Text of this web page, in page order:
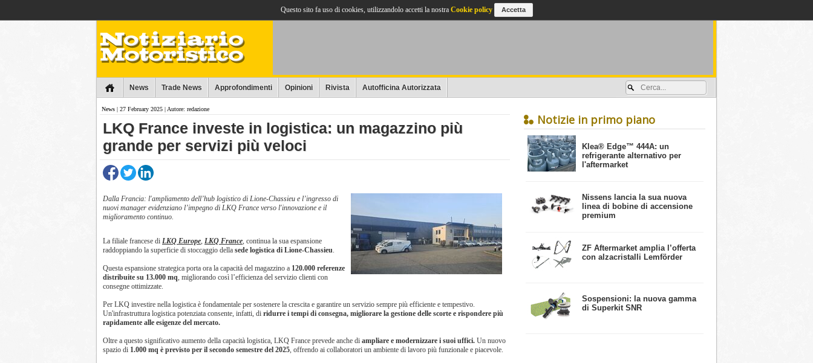
News Trade News Approfondimenti Opinioni Rivista Autofficina Autorizzata
Notizie in primo piano
​Klea® Edge™ 444A: un
refrigerante alternativo per
l'aftermarket
Nissens lancia la sua nuova
linea di bobine di accensione
premium
ZF Aftermarket amplia l’offerta
con alzacristalli Lemförder
​Sospensioni: la nuova gamma
di Superkit SNR
News | 27 February 2025 | Autore: redazione
LKQ France investe in logistica: un magazzino più
grande per servizi più veloci
Dalla Francia: l'ampliamento dell’hub logistico di Lione-Chassieu e l’ingresso di
nuovi manager evidenziano l’impegno di LKQ France verso l'innovazione e il
miglioramento continuo.
La filiale francese di LKQ Europe, LKQ France, continua la sua espansione
raddoppiando la superficie di stoccaggio della sede logistica di Lione-Chassieu.
Questa espansione strategica porta ora la capacità del magazzino a 120.000 referenze
distribuite su 13.000 mq, migliorando così l’efficienza del servizio clienti con
consegne ottimizzate.
Per LKQ investire nella logistica è fondamentale per sostenere la crescita e garantire un servizio sempre più efficiente e tempestivo.
Un'infrastruttura logistica potenziata consente, infatti, di ridurre i tempi di consegna, migliorare la gestione delle scorte e rispondere più
rapidamente alle esigenze del mercato.
Oltre a questo significativo aumento della capacità logistica, LKQ France prevede anche di ampliare e modernizzare i suoi uffici. Un nuovo
spazio di 1.000 mq è previsto per il secondo semestre del 2025, offrendo ai collaboratori un ambiente di lavoro più funzionale e piacevole.
Questo sito fa uso di cookies, utilizzandolo accetti la nostra Cookie policy Accetta